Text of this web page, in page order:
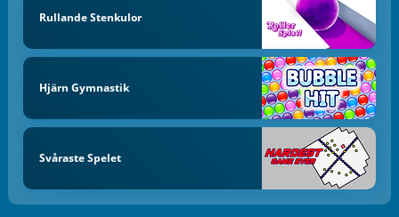
Rullande Stenkulor
Hjärn Gymnastik
Svåraste Spelet